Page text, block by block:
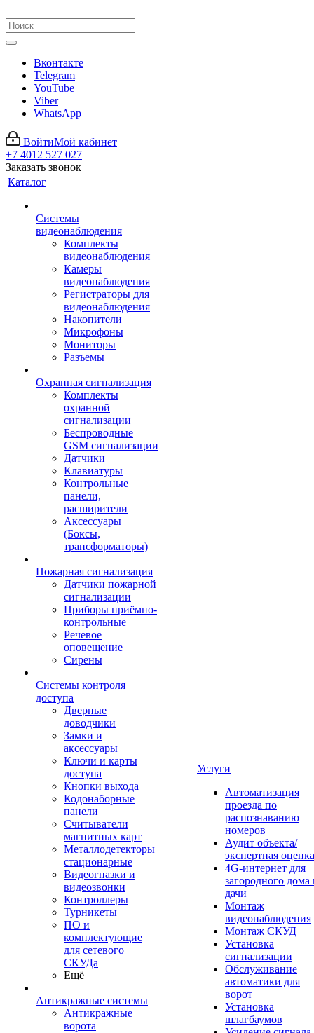
Вконтакте
Telegram
YouTube
Viber
WhatsApp
ВойтиМой кабинет
+7 4012 527 027
Заказать звонок
Каталог
Системы
видеонаблюдения
Комплекты
видеонаблюдения
Камеры
видеонаблюдения
Регистраторы для
видеонаблюдения
Накопители
Микрофоны
Мониторы
Разъемы
Охранная сигнализация
Комплекты
охранной
сигнализации
Беспроводные
GSM сигнализации
Датчики
Клавиатуры
Контрольные
панели,
расширители
Аксессуары
(Боксы,
трансформаторы)
Пожарная сигнализация
Датчики пожарной
сигнализации
Приборы приёмно-
контрольные
Речевое
оповещение
Сирены
Системы контроля
доступа
Дверные
доводчики
Замки и
аксессуары
Ключи и карты
доступа
Кнопки выхода
Кодонаборные
панели
Считыватели
магнитных карт
Металлодетекторы
стационарные
Видеогпазки и
видеозвонки
Контроллеры
Турникеты
ПО и
комплектующие
для сетевого
СКУДа
Ещё
Антикражные системы
Антикражные
ворота
Услуги
Автоматизация
проезда по
распознаванию
номеров
Аудит объекта/
экспертная оценка
4G-интернет для
загородного дома
дачи
Монтаж
видеонаблюдения
Монтаж СКУД
Установка
сигнализации
Обслуживание
автоматики для
ворот
Установка
шлагбаумов